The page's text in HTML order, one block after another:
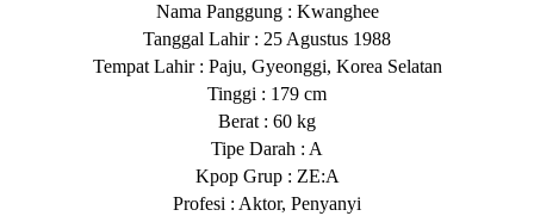
Nama Panggung : Kwanghee
Tanggal Lahir : 25 Agustus 1988
Tempat Lahir : Paju, Gyeonggi, Korea Selatan
Tinggi : 179 cm
Berat : 60 kg
Tipe Darah : A
Kpop Grup : ZE:A
Profesi : Aktor, Penyanyi